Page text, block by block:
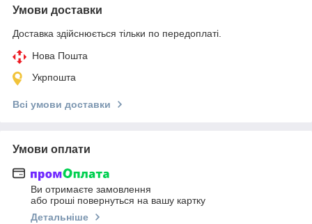
Умови доставки
Доставка здійснюється тільки по передоплаті.
Нова Пошта
Укрпошта
Всі умови доставки
Умови оплати
Ви отримаєте замовлення
або гроші повернуться на вашу картку
Детальніше